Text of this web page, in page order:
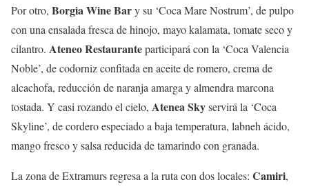
Por otro, Borgia Wine Bary su ‘Coca Mare Nostrum’, de pulpo
con una ensalada fresca de hinojo, mayo kalamata, tomate seco y
cilantro. Ateneo Restauranteparticipará con la ‘Coca Valencia
Noble’, de codorniz confitada en aceite de romero, crema de
alcachofa, reducción de naranja amarga y almendra marcona
tostada. Y casi rozando el cielo, Atenea Skyservirá la ‘Coca
Skyline’, de cordero especiado a baja temperatura, labneh ácido,
mango fresco y salsa reducida de tamarindo con granada.
La zona de Extramurs regresa a la ruta con dos locales: Camiri,